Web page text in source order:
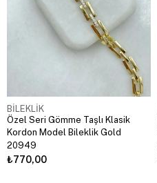
BİLEKLİK
Özel Seri Gömme Taşlı Klasik
Kordon Model Bileklik Gold
20949
₺770,00